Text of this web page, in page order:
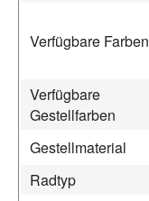
Verfügbare Farben
Verfügbare
Gestellfarben
Gestellmaterial
Radtyp